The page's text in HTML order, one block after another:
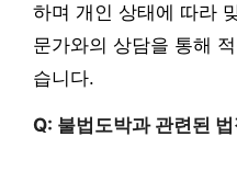
하며 개인 상태에 따라
문가와의 상담을 통해
습니다.
Q: 불법도박과 관련된